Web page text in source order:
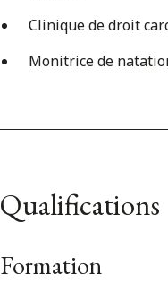
Clinique de droit
Monitrice de
Qualifications
Formation